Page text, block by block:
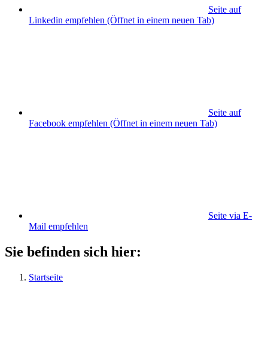
Seite auf
Linkedin empfehlen (Öffnet in einem neuen Tab)
Seite auf
Facebook empfehlen (Öffnet in einem neuen Tab)
Seite via E-
Mail empfehlen
Sie befinden sich hier:
Startseite